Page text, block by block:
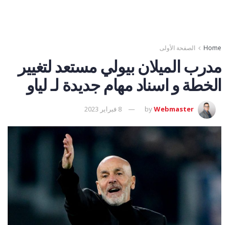
Home الصفحة الأولى
مدرب الميلان بيولي مستعد لتغيير
الخطة و اسناد مهام جديدة لـ لياو
byWebmaster 8 فبراير 2023